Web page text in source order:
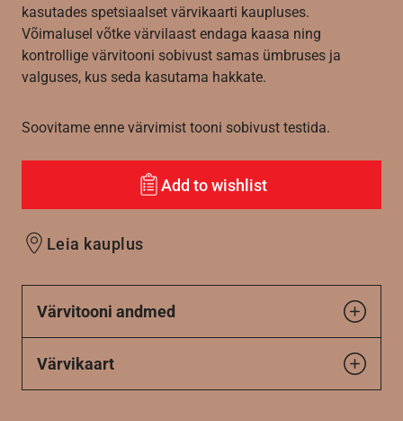
kasutades spetsiaalset värvikaarti kaupluses.
Võimalusel võtke värvilaast endaga kaasa ning
kontrollige värvitooni sobivust samas ümbruses ja
valguses, kus seda kasutama hakkate.
Soovitame enne värvimist tooni sobivust testida.
Add to wishlist
Leia kauplus
Värvitooni andmed
Värvikaart